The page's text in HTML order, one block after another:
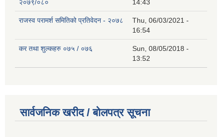
२०७९/०८०
14:43
राजस्व परामर्श समितिको प्रतिवेदन - २०७८
Thu, 06/03/2021 -
16:54
कर तथा शुल्कहरु ०७५ / ०७६
Sun, 08/05/2018 -
13:52
सार्वजनिक खरीद / बोलपत्र सूचना